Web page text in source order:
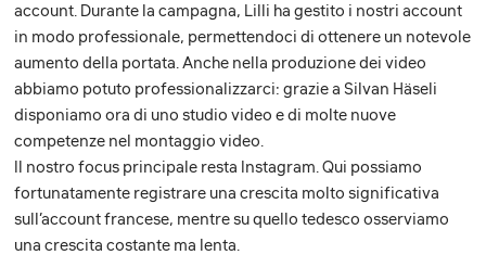
account. Durante la campagna, Lilli ha gestito i nostri account
in modo professionale, permettendoci di ottenere un notevole
aumento della portata. Anche nella produzione dei video
abbiamo potuto professionalizzarci: grazie a Silvan Häseli
disponiamo ora di uno studio video e di molte nuove
competenze nel montaggio video.
Il nostro focus principale resta Instagram. Qui possiamo
fortunatamente registrare una crescita molto significativa
sull’account francese, mentre su quello tedesco osserviamo
una crescita costante ma lenta.